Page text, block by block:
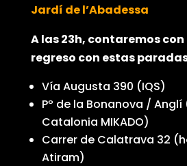
Jardí de l’Abadessa
A las 23h, contaremos
regreso con estas
Vía Augusta 390 (IQS)
Pº de la Bonanova / Anglí
Catalonia MIKADO)
Carrer de Calatrava 32
Atiram)